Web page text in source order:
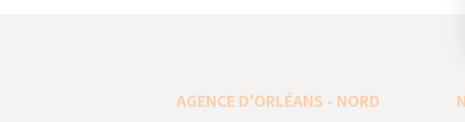
AGENCE D'ORLÉANS - NORD